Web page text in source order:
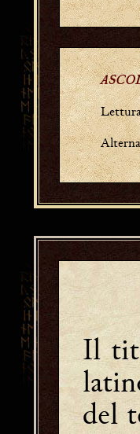
Il
del